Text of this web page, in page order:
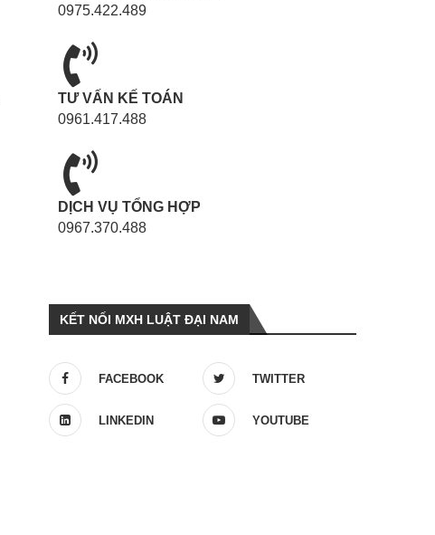
0975.422.489
TƯ VẤN KẾ TOÁN
0961.417.488
DỊCH VỤ TỔNG HỢP
0967.370.488
KẾT NỐI MXH LUẬT ĐẠI NAM
FACEBOOK TWITTER
LINKEDIN YOUTUBE